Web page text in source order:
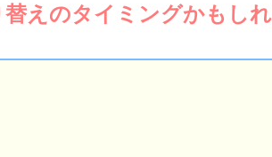
えのタイミングかもし